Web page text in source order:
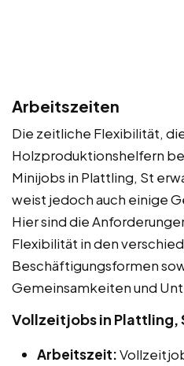
Arbeitszeiten
Die zeitliche Flexibilität,
Holzproduktionshelfern
Minijobs in Plattling, St
weist jedoch auch einige
Hier sind die
Flexibilität in den
Beschäftigungsformen
Gemeinsamkeiten und
Vollzeitjobs in Plattling,
Arbeitszeit: